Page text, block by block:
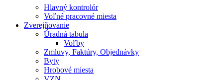
Hlavný kontrolór
Voľné pracovné miesta
Zverejňovanie
Úradná tabula
Voľby
Zmluvy, Faktúry, Objednávky
Byty
Hrobové miesta